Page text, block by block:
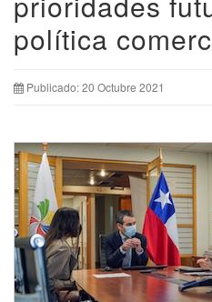
política
Publicado: 20 Octubre 2021